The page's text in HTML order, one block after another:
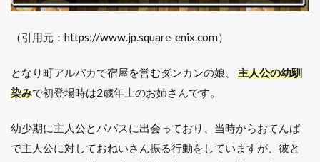
（引用元：https://www.jp.square-enix.com）
となり町アルパカで宿屋を営むダンカンの娘、
主人公の幼馴
染みで初登場時は2歳年上のお姉さんです。
幼少期に主人公とパパスに出会っており、当時からおてんば
で主人公に対しておねいさん振る行動をしていますが、彼と